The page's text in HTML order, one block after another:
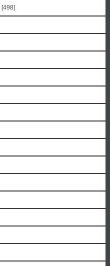
[498]